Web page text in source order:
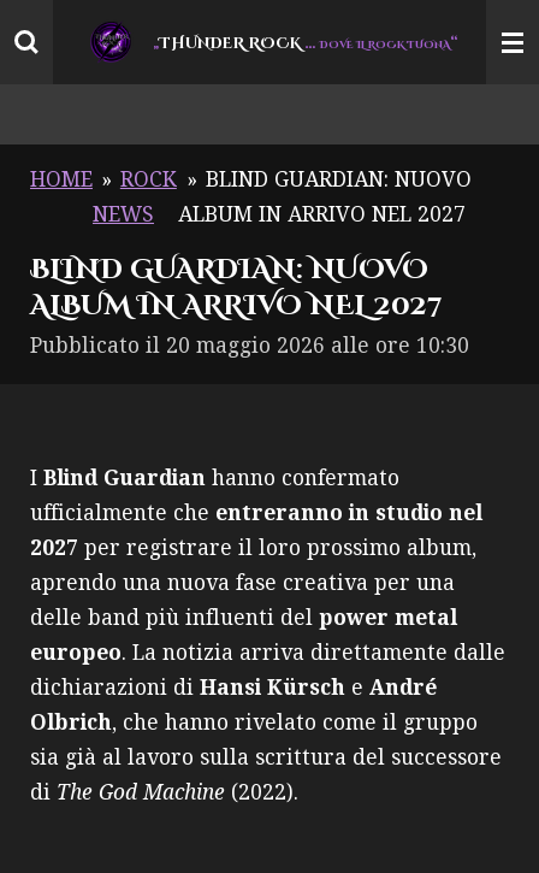
Vai
„THUNDER ROCK… DOVE IL ROCK TUONA“
HOME » ROCK
NEWS
» BLIND GUARDIAN: NUOVO
ALBUM IN ARRIVO NEL 2027
BLIND GUARDIAN: NUOVO
ALBUM IN ARRIVO NEL 2027
Pubblicato il 20 maggio 2026 alle ore 10:30
I Blind Guardian hanno confermato
ufficialmente che entreranno in studio nel
2027 per registrare il loro prossimo album,
aprendo una nuova fase creativa per una
delle band più influenti del power metal
europeo. La notizia arriva direttamente dalle
dichiarazioni di Hansi Kürsch e André
Olbrich, che hanno rivelato come il gruppo
sia già al lavoro sulla scrittura del successore
di The God Machine (2022).